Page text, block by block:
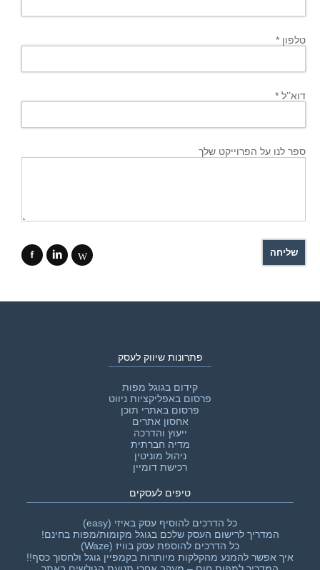
טלפון *
דוא’’ל *
ספר לנו על הפרוייקט שלך
f i W
פתרונות שיווק לעסק
קידום בגוגל מפות
פרסום באפליקציות ניווט
פרסום באתרי תוכן
אחסון אתרים
ייעוץ והדרכה
מדיה חברתית
ניהול מוניטין
רכישת דומיין
טיפים לעסקים
כל הדרכים להוסיף עסק באיזי (easy)
המדריך לרישום העסק שלכם בגוגל מקומות/מפות בחינם!
כל הדרכים להוספת עסק בוויז (Waze)
איך אפשר להמנע מהקלקות מיותרות בקמפיין גוגל ולחסוך כסף!!‎